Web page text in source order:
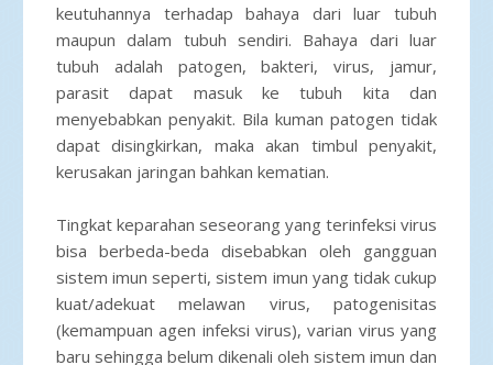
keutuhannya terhadap bahaya dari luar tubuh
maupun dalam tubuh sendiri. Bahaya dari luar
tubuh adalah patogen, bakteri, virus, jamur,
parasit dapat masuk ke tubuh kita dan
menyebabkan penyakit. Bila kuman patogen tidak
dapat disingkirkan, maka akan timbul penyakit,
kerusakan jaringan bahkan kematian.
Tingkat keparahan seseorang yang terinfeksi virus
bisa berbeda-beda disebabkan oleh gangguan
sistem imun seperti, sistem imun yang tidak cukup
kuat/adekuat melawan virus, patogenisitas
(kemampuan agen infeksi virus), varian virus yang
baru sehingga belum dikenali oleh sistem imun dan